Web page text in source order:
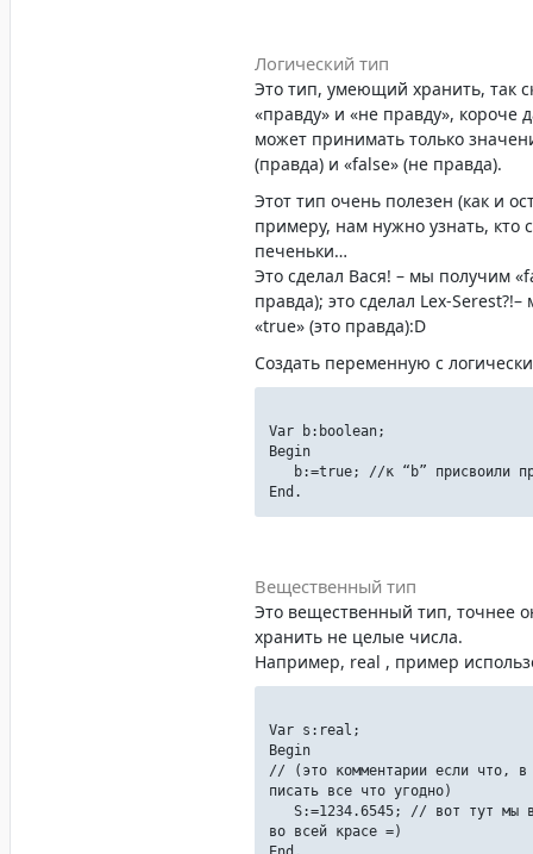
Логический тип
Это тип, умеющий хранить, так
«правду» и «не правду», короче
может принимать только
(правда) и «false» (не правда).
Этот тип очень полезен (как и
примеру, нам нужно узнать, кто
печеньки…
Это сделал Вася! – мы получим
правда); это сделал Lex-
«true» (это правда):D
Создать переменную с
Var b:boolean;
Begin
b:=true; //к “b” присвоили
End.
Вещественный тип
Это вещественный тип, точнее
хранить не целые числа.
Например, real , пример
Var s:real;
Begin
// (это комментарии если что, в
писать все что угодно)
S:=1234.6545; // вот тут мы
во всей красе =)